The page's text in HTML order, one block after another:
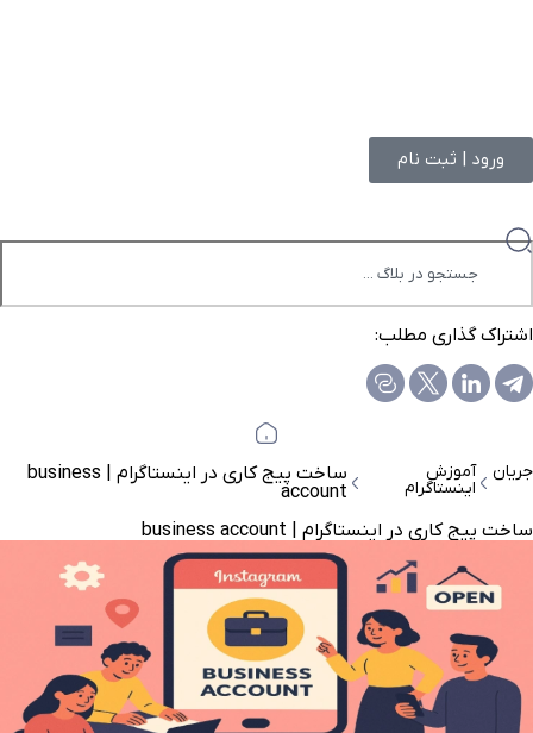
ورود | ثبت نام
اشتراک گذاری مطلب:
جریان آموزش
اینستاگرام
ساخت پیج کاری در اینستاگرام | business
account
ساخت پیج کاری در اینستاگرام | business account